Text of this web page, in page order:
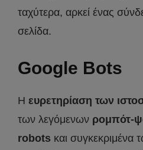
ταχύτερα, αρκεί ένας
σελίδα.
Google Bots
Η ευρετηρίαση των
των λεγόμενων ρομπότ-
robots και συγκεκριμένα